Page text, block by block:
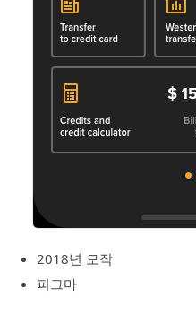
2018년 모작
피그마